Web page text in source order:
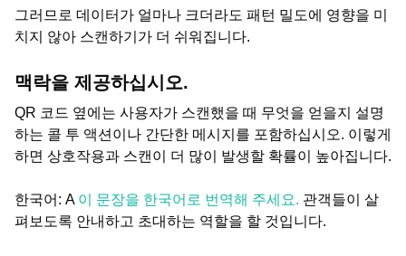
그러므로 데이터가 얼마나 크더라도 패턴 밀도에 영향을 미
치지 않아 스캔하기가 더 쉬워집니다.
맥락을 제공하십시오.
QR 코드 옆에는 사용자가 스캔했을 때 무엇을 얻을지 설명
하는 콜 투 액션이나 간단한 메시지를 포함하십시오. 이렇게
하면 상호작용과 스캔이 더 많이 발생할 확률이 높아집니다.
한국어: A 이 문장을 한국어로 번역해 주세요. 관객들이 살
펴보도록 안내하고 초대하는 역할을 할 것입니다.